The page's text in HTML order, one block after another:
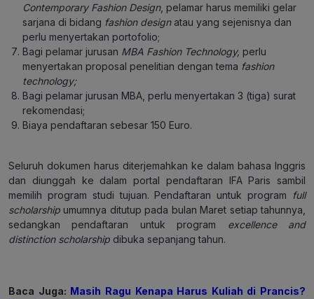
Contemporary Fashion Design, pelamar harus memiliki gelar
sarjana di bidang fashion design atau yang sejenisnya dan
perlu menyertakan portofolio;
Bagi pelamar jurusan MBA Fashion Technology, perlu
menyertakan proposal penelitian dengan tema fashion
technology;
Bagi pelamar jurusan MBA, perlu menyertakan 3 (tiga) surat
rekomendasi;
Biaya pendaftaran sebesar 150 Euro.
Seluruh dokumen harus diterjemahkan ke dalam bahasa Inggris
dan diunggah ke dalam portal pendaftaran IFA Paris sambil
memilih program studi tujuan. Pendaftaran untuk program
full
scholarship umumnya ditutup pada bulan Maret setiap tahunnya,
sedangkan pendaftaran untuk program excellence and
distinction scholarship dibuka sepanjang tahun.
Baca Juga: Masih Ragu Kenapa Harus Kuliah di Prancis?